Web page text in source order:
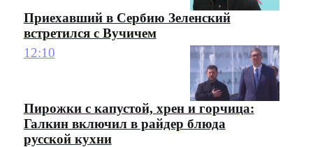
Приехавший в Сербию Зеленский
встретился с Вучичем
12:10
Пирожки с капустой, хрен и горчица:
Галкин включил в райдер блюда
русской кухни